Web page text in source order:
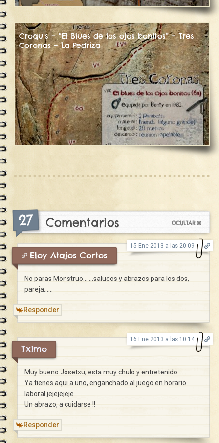
Croquis – “El Blues de los ojos bonitos” – Tres
Coronas – La Pedriza
27 Comentarios
Eloy Atajos Cortos
15 Ene 2013 a las 20:09
No paras Monstruo…….saludos y abrazos para los dos,
pareja……
Responder
Tximo
16 Ene 2013 a las 10:14
Muy bueno Josetxu, esta muy chulo y entretenido.
Ya tienes aqui a uno, enganchado al juego en horario
laboral jejejejeje
Un abrazo, a cuidarse !!
Responder